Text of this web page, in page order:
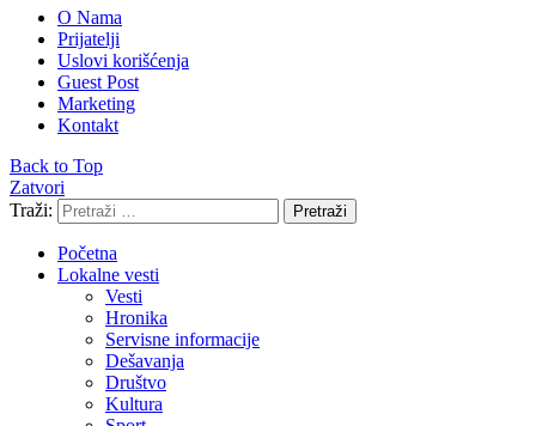
O Nama
Prijatelji
Uslovi korišćenja
Guest Post
Marketing
Kontakt
Back to Top
Zatvori
Traži:
Pretraži
Početna
Lokalne vesti
Vesti
Hronika
Servisne informacije
Dešavanja
Društvo
Kultura